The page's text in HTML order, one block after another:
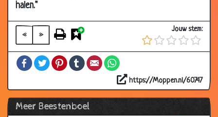
halen."
« »
Jouw stem:
FacebookTwitterPinterestTumblrEmail
https://Moppen.nl/60747
Meer Beestenboel
06 Aug
Bergen in zicht 2.89
28 Jul 2010 Stoere muizen
28 Jul 2010
Hoezo hoofdpijn?!
19 Jul 2010
Racepaard
2.55
29 Jun 2010
Poker